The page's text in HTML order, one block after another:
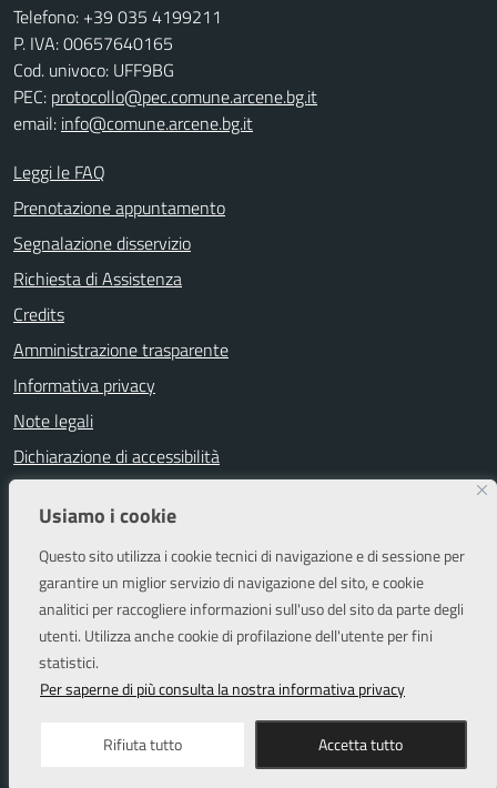
Usiamo i cookie
Questo sito utilizza i cookie tecnici di navigazione e di sessione per
garantire un miglior servizio di navigazione del sito, e cookie
analitici per raccogliere informazioni sull'uso del sito da parte degli
utenti. Utilizza anche cookie di profilazione dell'utente per fini
statistici.
Per saperne di più consulta la nostra informativa privacy
Rifiuta tutto Accetta tutto
Telefono: +39 035 4199211
P. IVA: 00657640165
Cod. univoco: UFF9BG
PEC: protocollo@pec.comune.arcene.bg.it
email: info@comune.arcene.bg.it
Leggi le FAQ
Prenotazione appuntamento
Segnalazione disservizio
Richiesta di Assistenza
Credits
Amministrazione trasparente
Informativa privacy
Note legali
Dichiarazione di accessibilità
Attuazione misure PNRR
Piano di miglioramento del sito
SEGUICI SU
Facebook Instagram